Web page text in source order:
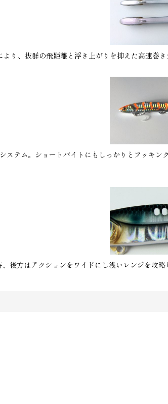
り、抜群の飛距離と浮き上がりを抑えた高速巻
ステム。ショートバイトにもしっかりとフッキ
後方はアクションをワイドにし浅いレンジを攻略